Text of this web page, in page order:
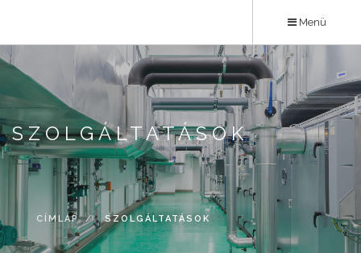
tartalomra
Menü
SZOLGÁLTATÁSOK
CÍMLAP SZOLGÁLTATÁSOK